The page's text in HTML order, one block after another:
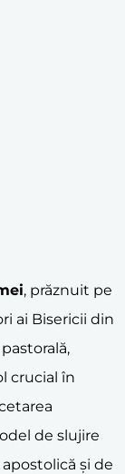
, prăznuit pe
ai Bisericii din
crucial în
de slujire
și de